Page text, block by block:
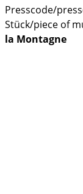
Presscode/
Stück/piece of
la Montagne